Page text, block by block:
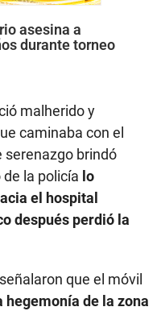
asesina a
durante torneo
malherido y
caminaba con el
serenazgo brindó
la policía lo
el hospital
después perdió la
que el móvil
hegemonía de la zona